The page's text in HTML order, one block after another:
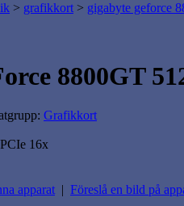
> grafikkort > gigabyte geforce
8800GT
Grafikkort
16x
apparat | Föreslå en bild på